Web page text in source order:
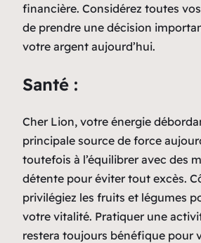
financière. Considérez toutes
de prendre une décision
votre argent aujourd’hui.
Santé :
Cher Lion, votre énergie
principale source de force
toutefois à l’équilibrer avec des
détente pour éviter tout excès.
privilégiez les fruits et légumes
votre vitalité. Pratiquer une
restera toujours bénéfique pour